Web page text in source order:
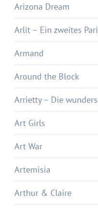
Arizona Dream
Arlit – Ein zweites
Armand
Around the Block
Arrietty – Die
Art Girls
Art War
Artemisia
Arthur & Claire